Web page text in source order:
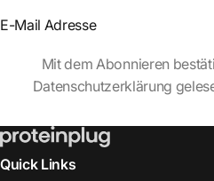
Section
AbschnittMit dem Abonnieren
Datenschutzerklärung
Quick Links